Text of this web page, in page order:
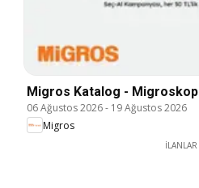
Migros Katalog - Migroskop
06 Ağustos 2026- 19 Ağustos 2026
Migros
İLANLAR